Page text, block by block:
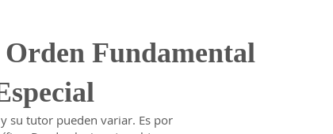
Fundamental
su tutor pueden variar. Es por